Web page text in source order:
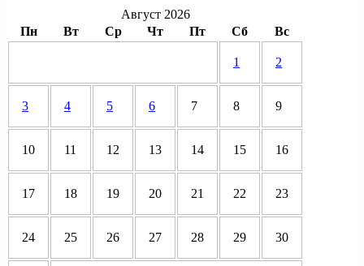
Август 2026
Пн
Вт Ср Чт Пт Сб Вс
1 2
3 4 5 6 7 8 9
10 11 12 13 14 15 16
17 18 19 20 21 22 23
24 25 26 27 28 29 30